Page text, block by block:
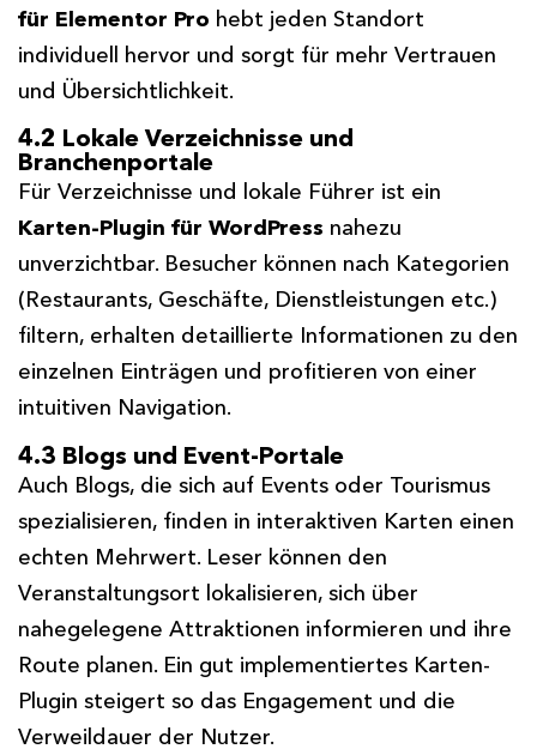
für Elementor Pro hebt jeden Standort
individuell hervor und sorgt für mehr Vertrauen
und Übersichtlichkeit.
4.2 Lokale Verzeichnisse und
Branchenportale
Für Verzeichnisse und lokale Führer ist ein
Karten-Plugin für WordPress nahezu
unverzichtbar. Besucher können nach Kategorien
(Restaurants, Geschäfte, Dienstleistungen etc.)
filtern, erhalten detaillierte Informationen zu den
einzelnen Einträgen und profitieren von einer
intuitiven Navigation.
4.3 Blogs und Event-Portale
Auch Blogs, die sich auf Events oder Tourismus
spezialisieren, finden in interaktiven Karten einen
echten Mehrwert. Leser können den
Veranstaltungsort lokalisieren, sich über
nahegelegene Attraktionen informieren und ihre
Route planen. Ein gut implementiertes Karten-
Plugin steigert so das Engagement und die
Verweildauer der Nutzer.